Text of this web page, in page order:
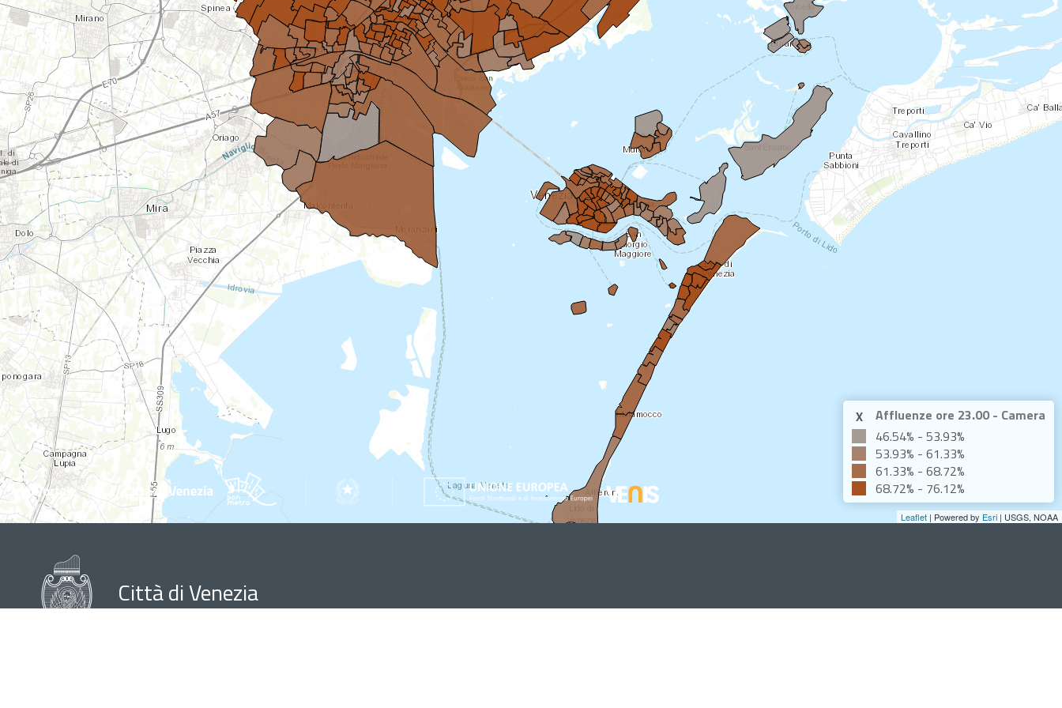
X
Affluenze ore 23.00 - Camera
46.54% - 53.93%
53.93% - 61.33%
61.33% - 68.72%
68.72% - 76.12%
Leaflet | Powered by Esri | USGS, NOAA
Città di Venezia